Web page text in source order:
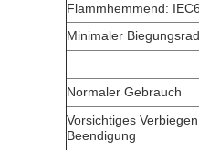
Flammhemmend:
Minimaler
Normaler Gebrauch
Vorsichtiges
Beendigung